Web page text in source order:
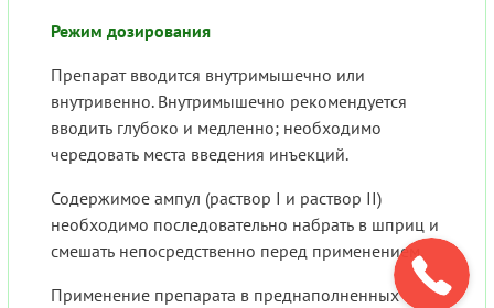
Режим дозирования
Препарат вводится внутримышечно или
внутривенно. Внутримышечно рекомендуется
вводить глубоко и медленно; необходимо
чередовать места введения инъекций.
Содержимое ампул (раствор I и раствор II)
необходимо последовательно набрать в шприц и
смешать непосредственно перед применением.
Применение препарата в преднаполненных